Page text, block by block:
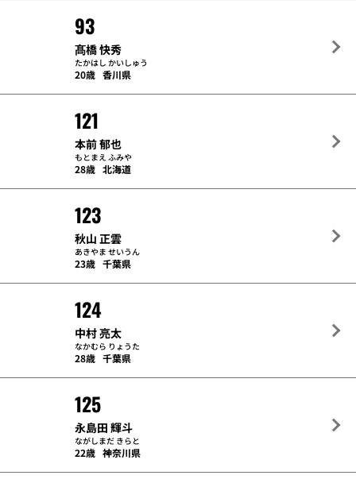
93
髙橋 快秀
たかはし かいしゅう
20歳 香川県
121
本前 郁也
もとまえ ふみや
28歳 北海道
123
秋山 正雲
あきやま せいうん
23歳 千葉県
124
中村 亮太
なかむら りょうた
28歳 千葉県
125
永島田 輝斗
ながしまだ きらと
22歳 神奈川県